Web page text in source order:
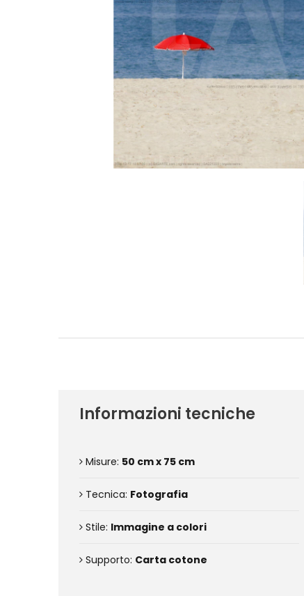
Informazioni tecniche
Misure: 50 cm x 75 cm
Tecnica: Fotografia
Stile: Immagine a colori
Supporto: Carta cotone